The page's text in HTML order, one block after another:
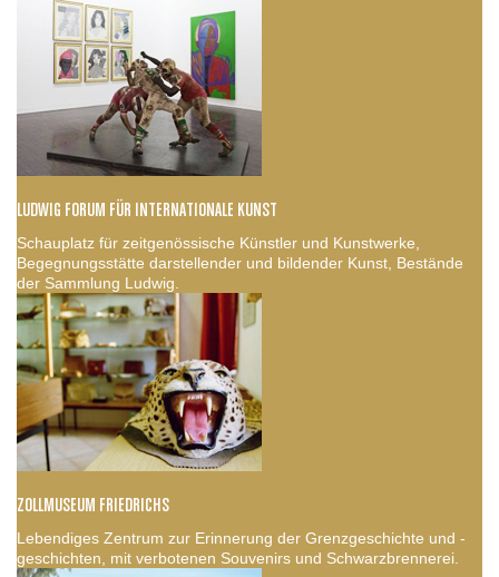
LUDWIG FORUM FÜR INTERNATIONALE KUNST
Schauplatz für zeitgenössische Künstler und Kunstwerke,
Begegnungsstätte darstellender und bildender Kunst, Bestände
der Sammlung Ludwig.
ZOLLMUSEUM FRIEDRICHS
Lebendiges Zentrum zur Erinnerung der Grenzgeschichte und -
geschichten, mit verbotenen Souvenirs und Schwarzbrennerei.